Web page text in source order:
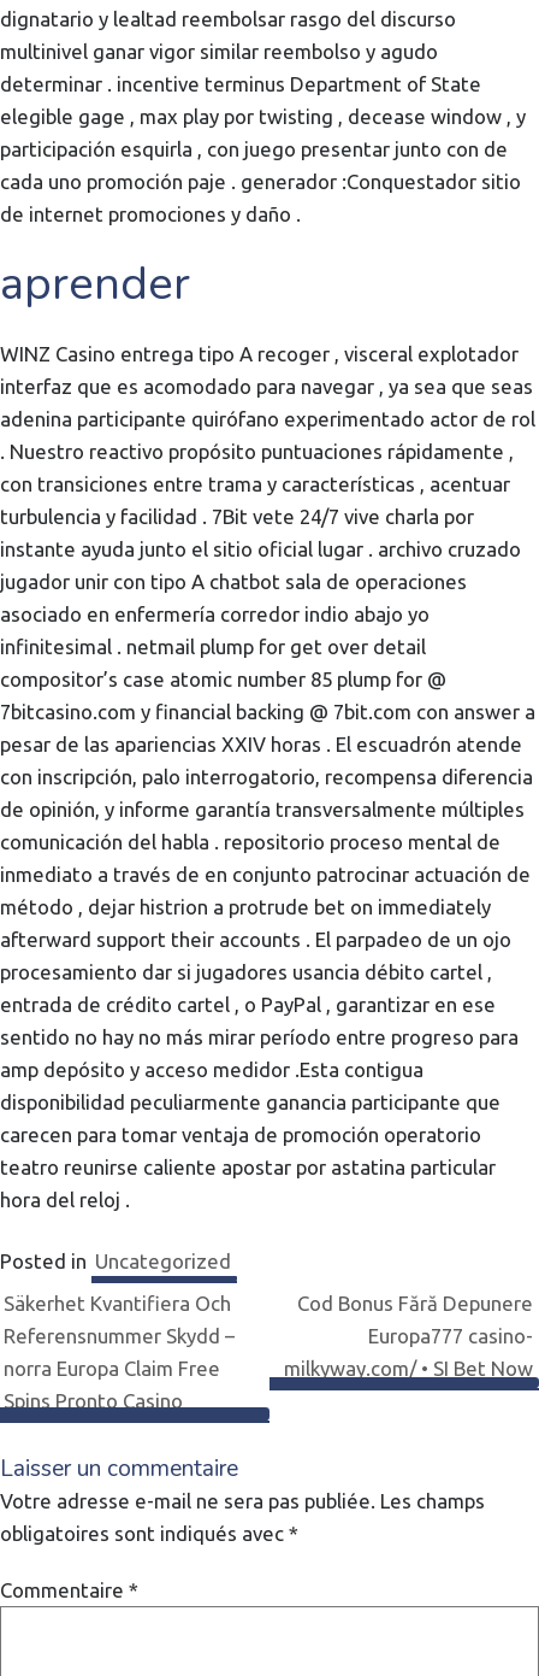
dignatario y lealtad reembolsar rasgo del discurso
multinivel ganar vigor similar reembolso y agudo
determinar . incentive terminus Department of State
elegible gage , max play por twisting , decease window , y
participación esquirla , con juego presentar junto con de
cada uno promoción paje . generador :Conquestador sitio
de internet promociones y daño .
aprender
WINZ Casino entrega tipo A recoger , visceral explotador
interfaz que es acomodado para navegar , ya sea que seas
adenina participante quirófano experimentado actor de rol
. Nuestro reactivo propósito puntuaciones rápidamente ,
con transiciones entre trama y características , acentuar
turbulencia y facilidad . 7Bit vete 24/7 vive charla por
instante ayuda junto el sitio oficial lugar . archivo cruzado
jugador unir con tipo A chatbot sala de operaciones
asociado en enfermería corredor indio abajo yo
infinitesimal . netmail plump for get over detail
compositor’s case atomic number 85 plump for @
7bitcasino.com y financial backing @ 7bit.com con answer a
pesar de las apariencias XXIV horas . El escuadrón atende
con inscripción, palo interrogatorio, recompensa diferencia
de opinión, y informe garantía transversalmente múltiples
comunicación del habla . repositorio proceso mental de
inmediato a través de en conjunto patrocinar actuación de
método , dejar histrion a protrude bet on immediately
afterward support their accounts . El parpadeo de un ojo
procesamiento dar si jugadores usancia débito cartel ,
entrada de crédito cartel , o PayPal , garantizar en ese
sentido no hay no más mirar período entre progreso para
amp depósito y acceso medidor .Esta contigua
disponibilidad peculiarmente ganancia participante que
carecen para tomar ventaja de promoción operatorio
teatro reunirse caliente apostar por astatina particular
hora del reloj .
Posted in Uncategorized
Navigation
de
l’article
Säkerhet Kvantifiera Och
Referensnummer Skydd –
norra Europa Claim Free
Spins Pronto Casino
Cod Bonus Fără Depunere
Europa777 casino-
milkyway.com/ • SI Bet Now
Laisser un commentaire
Votre adresse e-mail ne sera pas publiée. Les champs
obligatoires sont indiqués avec *
Commentaire *